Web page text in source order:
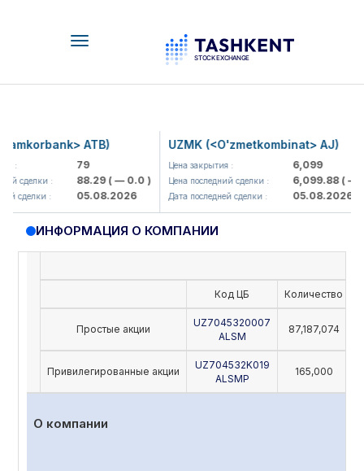
Toggle
ATB)
79
сделки : 88.29( — 0.0 )
сделки : 05.08.2026
UZMK (<O'zmetkombinat> AJ)
Цена закрытия : 6,099
Цена последний сделки : 6,099.88( —
Дата последней сделки : 05.08.2026
ИНФОРМАЦИЯ О КОМПАНИИ
Код ЦБ Количество
Простые акции
UZ7045320007
ALSM
87,187,074
Привилегированные акции
UZ704532K019
ALSMP
165,000
О компании